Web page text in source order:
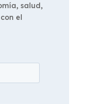
salud,
el